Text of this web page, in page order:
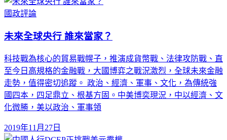
國政評論
未來全球央行 誰來當家？
科技戰為核心的貿易戰幌子，推演成貨幣戰、法律攻防戰、直
至今日高規格的金融戰，大國博弈之戰況激烈，全球未來金融
走勢，值得密切追蹤。 政治、經濟、軍事、文化，為傳統強
國四本，四足鼎立、根基方固。中美博奕現況，中以經濟、文
化微勝，美以政治、軍事領
2019年11月27日